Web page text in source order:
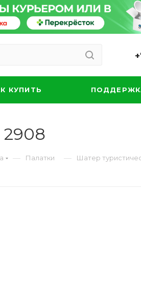
КУПИТЬ
— Палатки — Шатер